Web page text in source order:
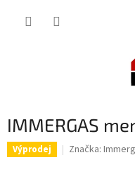
IMMERGAS
Výprodej Značka: